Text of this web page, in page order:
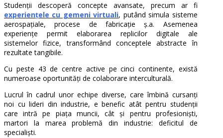
Studenții descoperă concepte avansate, precum ar fi
experiențele cu gemeni virtuali, putând simula sisteme
aerospațiale, procese de fabricație ș.a. Asemenea
experiențe permit elaborarea replicilor digitale ale
sistemelor fizice, transformând conceptele abstracte în
rezultate tangibile.
Cu peste 43 de centre active pe cinci continente, există
numeroase oportunități de colaborare interculturală.
Lucrul în cadrul unor echipe diverse, care îmbină cursanți
noi cu lideri din industrie, e benefic atât pentru studenții
care intră pe piața muncii, cât și pentru profesioniști,
martori la marea problemă din industrie: deficitul de
specialiști.